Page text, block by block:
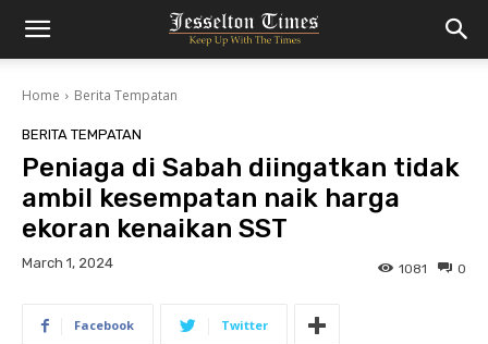
Home Berita Tempatan
BERITA TEMPATAN
Peniaga di Sabah diingatkan tidak
ambil kesempatan naik harga
ekoran kenaikan SST
March 1, 2024 0
1081
Facebook Twitter